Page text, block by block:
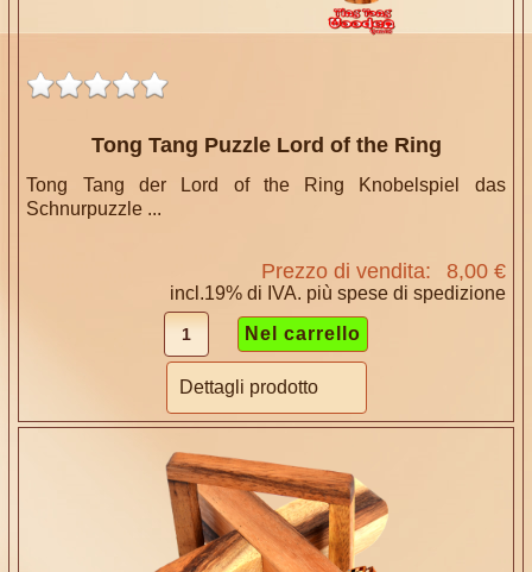
Tong Tang Puzzle Lord of the Ring
Tong Tang der Lord of the Ring Knobelspiel das
Schnurpuzzle ...
Prezzo di vendita: 8,00 €
incl.19% di IVA. più spese di spedizione
Dettagli prodotto